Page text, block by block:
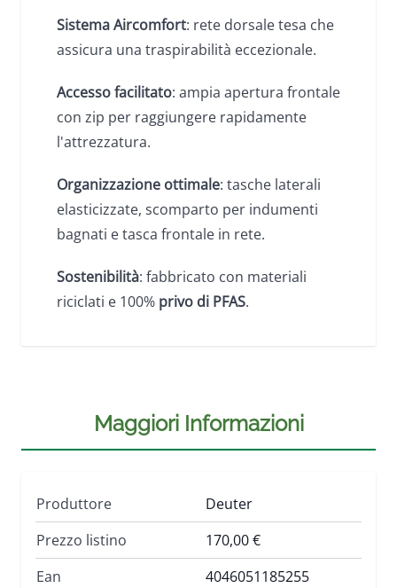
Sistema Aircomfort: rete dorsale tesa che
assicura una traspirabilità eccezionale.
Accesso facilitato: ampia apertura frontale
con zip per raggiungere rapidamente
l'attrezzatura.
Organizzazione ottimale: tasche laterali
elasticizzate, scomparto per indumenti
bagnati e tasca frontale in rete.
Sostenibilità: fabbricato con materiali
riciclati e 100% privo di PFAS.
Maggiori Informazioni
Produttore
Deuter
Prezzo listino
170,00 €
Ean
4046051185255